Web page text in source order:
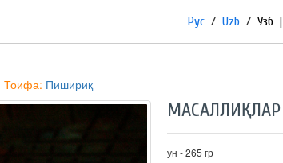
Рус / Uzb / Узб |
Тоифа: Пишириқ
МАСАЛЛИҚЛАР
ун - 265 гр